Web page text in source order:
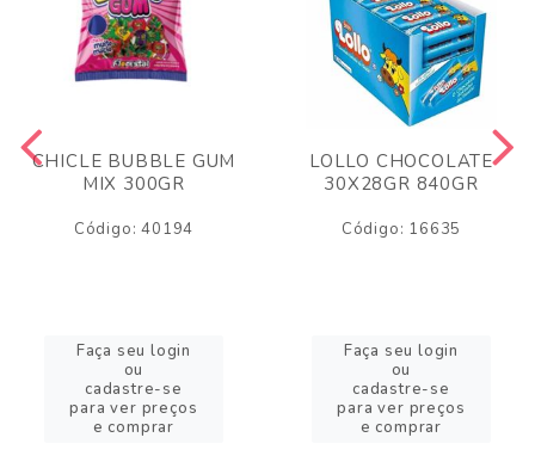
CHICLE BUBBLE GUM
MIX 300GR
Código: 40194
Faça seu login
ou
cadastre-se
para ver preços
e comprar
LOLLO CHOCOLATE
30X28GR 840GR
Código: 16635
Faça seu login
ou
cadastre-se
para ver preços
e comprar